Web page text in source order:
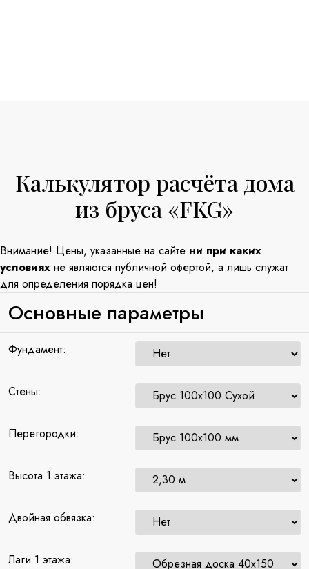
Калькулятор расчёта дома
из бруса «FKG»
Внимание! Цены, указанные на сайте ни при каких
условиях не являются публичной офертой, а лишь служат
для определения порядка цен!
Основные параметры
Фундамент:
Стены:
Перегородки:
Высота 1 этажа:
Двойная обвязка:
Лаги 1 этажа: